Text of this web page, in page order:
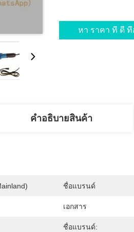
หา ราคา ที่ ดี
คําอธิบายสินค้า
ชื่อแบรนด์
เอกสาร
ชื่อแบรนด์: